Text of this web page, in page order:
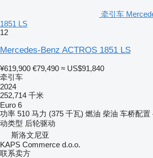
牵引车
1851 LS
12
Mercedes-Benz ACTROS 1851 LS
¥619,900 €79,490 ≈ US$91,840
牵引车
2024
252,714 千米
Euro 6
功率 510 马力 (375 千瓦) 燃油 柴油 车桥配置
动类型 后轮驱动
斯洛文尼亚
KAPS Commerce d.o.o.
联系卖方